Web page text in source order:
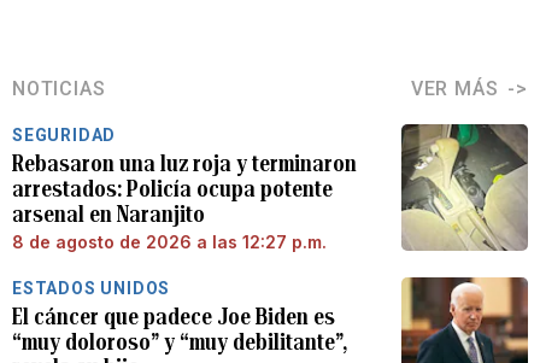
NOTICIAS VER MÁS
SEGURIDAD
Rebasaron una luz roja y terminaron
arrestados: Policía ocupa potente
arsenal en Naranjito
8 de agosto de 2026 a las 12:27 p.m.
ESTADOS UNIDOS
El cáncer que padece Joe Biden es
“muy doloroso” y “muy debilitante”,